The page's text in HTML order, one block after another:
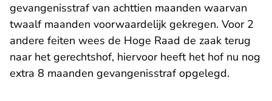
gevangenisstraf van achttien maanden waarvan
twaalf maanden voorwaardelijk gekregen. Voor 2
andere feiten wees de Hoge Raad de zaak terug
naar het gerechtshof, hiervoor heeft het hof nu nog
extra 8 maanden gevangenisstraf opgelegd.